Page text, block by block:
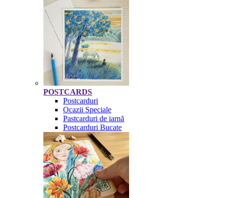
POSTCARDS
Postcarduri
Ocazii Speciale
Pastcarduri de iarnă
Postcarduri Bucate